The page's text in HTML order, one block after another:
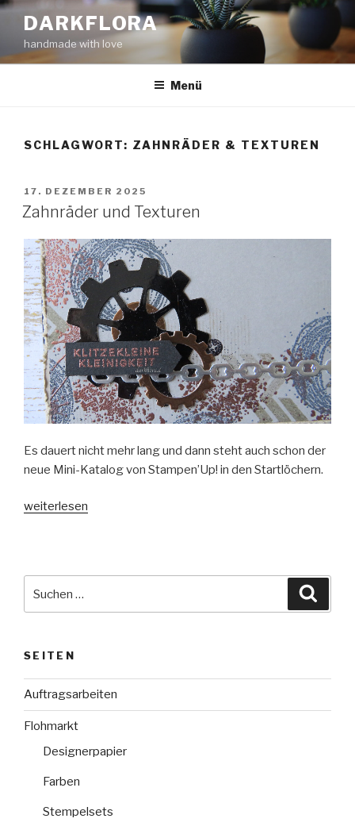
Zum
Inhalt
springen
DARKFLORA
handmade with love
Menü
SCHLAGWORT: ZAHNRÄDER & TEXTUREN
VERÖFFENTLICHT
AM
17. DEZEMBER 2025
Zahnräder und Texturen
Es dauert nicht mehr lang und dann steht auch schon der
neue Mini-Katalog von Stampen’Up! in den Startlöchern.
„Zahnräder
weiterlesen
nach:
SEITEN
Auftragsarbeiten
Flohmarkt
Designerpapier
Farben
Stempelsets